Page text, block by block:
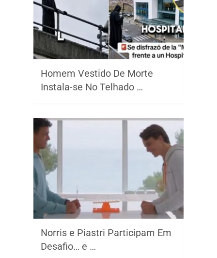
Homem Vestido De Morte
Instala-se No Telhado …
Norris e Piastri Participam Em
Desafio… e …